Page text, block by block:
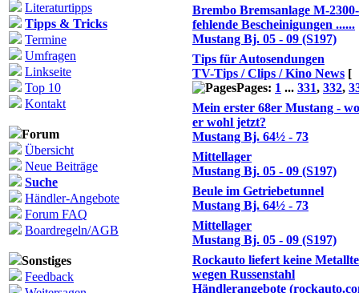
Literaturtipps
Tipps & Tricks
Termine
Umfragen
Linkseite
Top 10
Kontakt
Forum
Übersicht
Neue Beiträge
Suche
Händler-Angebote
Forum FAQ
Boardregeln/AGB
Sonstiges
Feedback
Brembo Bremsanlage M-
fehlende Bescheinigungen ......
Mustang Bj. 05 - 09 (S197)
Tips für Autosendungen
TV-Tips / Clips / Kino News [
Pages: 1 ... 331, 332,
Mein erster 68er Mustang -
er wohl jetzt?
Mustang Bj. 64½ - 73
Mittellager
Mustang Bj. 05 - 09 (S197)
Beule im Getriebetunnel
Mustang Bj. 64½ - 73
Mittellager
Mustang Bj. 05 - 09 (S197)
Rockauto liefert keine
wegen Russenstahl
Händlerangebote